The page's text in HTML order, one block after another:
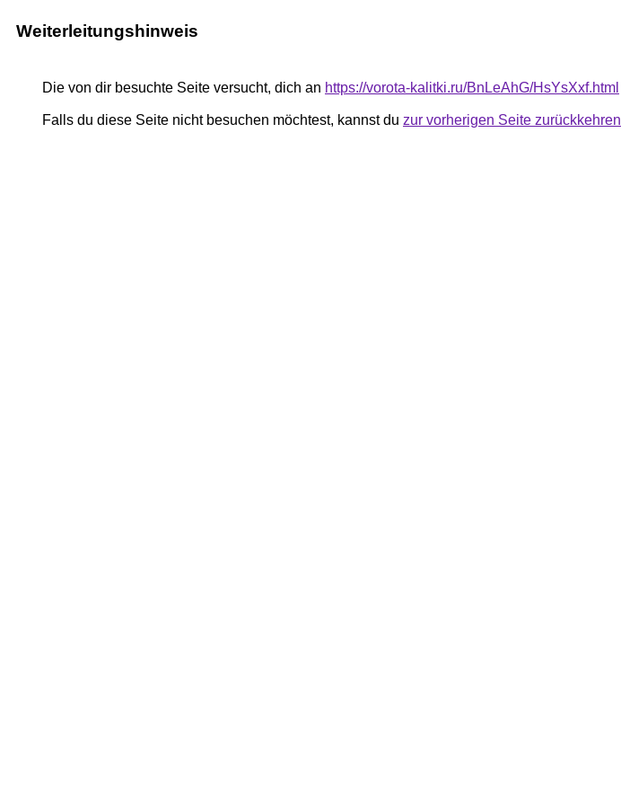
Weiterleitungshinweis
Die von dir besuchte Seite versucht, dich an https://vorota-kalitki.ru/BnLeAhG/HsYsXxf.html
Falls du diese Seite nicht besuchen möchtest, kannst du zur vorherigen Seite zurückkehren